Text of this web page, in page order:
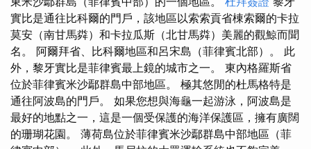
實比是通往比科爾的門戶，該地區以索索貢省棟索爾的卡拉
莫安（南甘馬粦）和卡拉瓜斯（北甘馬粦）美麗的觀鯨而聞
名。 阿爾拜省、比科爾地區和呂宋島（菲律賓北部）。 此
外，黎牙實比是菲律賓最上鏡的城市之一。 東內格羅斯省
位於菲律賓米沙鄢群島中部地區。 極其悠閒的杜馬格特是
通往阿波島的門戶。 如果您想與海龜一起游泳，阿波島是
最好的地點之一，這是一個受保護的海洋保護區，擁有廣闊
的珊瑚花園。 薄荷島位於菲律賓米沙鄢群島中部地區（菲